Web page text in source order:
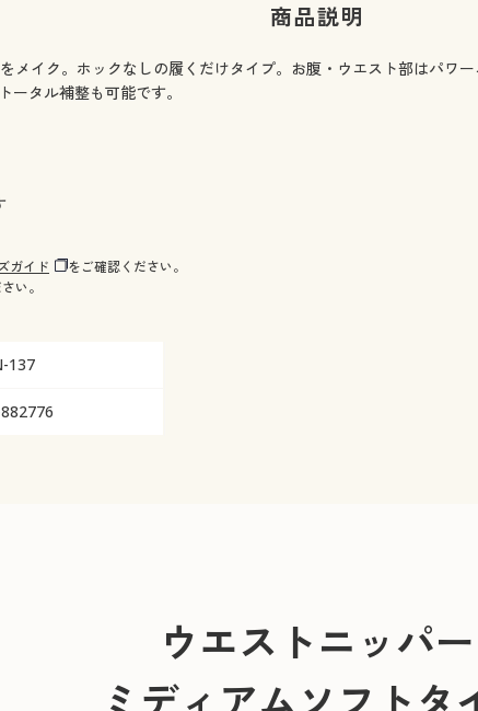
商品説明
メイク。ホックなしの履くだけタイプ。お腹・ウエスト部はパワ
タル補整も可能です。
ガイド
をご確認ください。
い。
137
ウエストニッパー